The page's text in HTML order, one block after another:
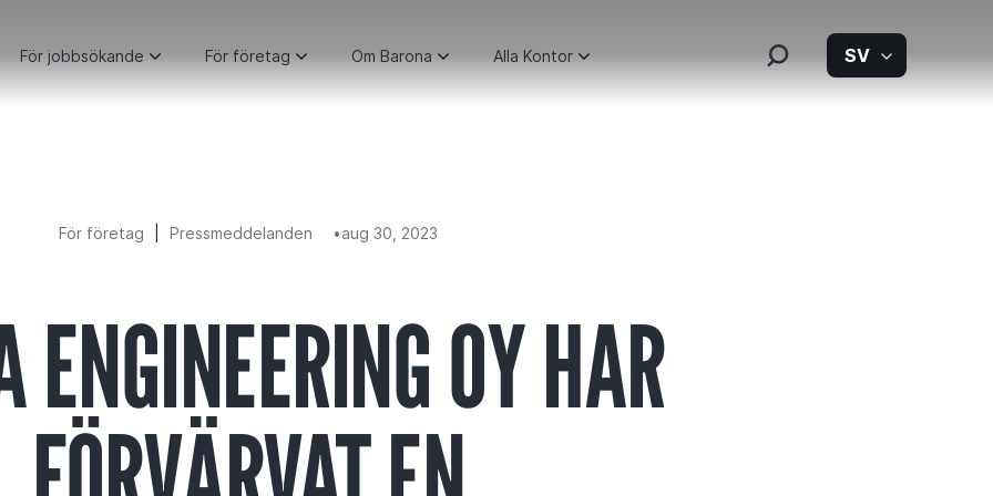
För jobbsökande För företag Om Barona Alla Kontor SV
För företag Pressmeddelanden aug 30, 2023
ENGINEERING OY HAR